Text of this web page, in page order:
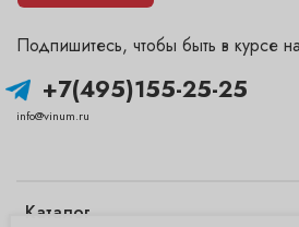
Каталог
+7(495)155-25-25
info@vinum.ru
Подпишитесь, чтобы быть в курсе